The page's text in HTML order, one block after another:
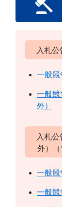
入札公
一般競
一般競
外）
入札
外）（
一般競
一般競